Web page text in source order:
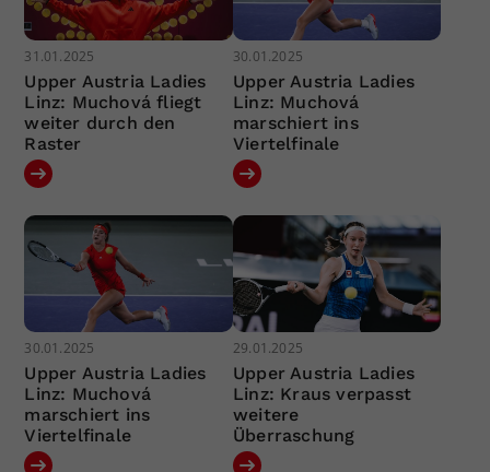
31.01.2025
Upper Austria Ladies
Linz: Muchová fliegt
weiter durch den
Raster
30.01.2025
Upper Austria Ladies
Linz: Muchová
marschiert ins
Viertelfinale
30.01.2025
Upper Austria Ladies
Linz: Muchová
marschiert ins
Viertelfinale
29.01.2025
Upper Austria Ladies
Linz: Kraus verpasst
weitere
Überraschung